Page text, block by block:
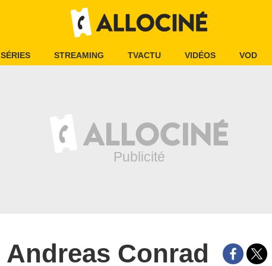
SÉRIES STREAMING TVACTU VIDÉOS VOD
Andreas Conrad